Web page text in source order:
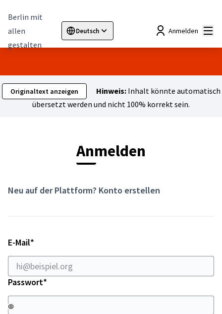
Berlin mit
allen
gestalten
Deutsch
Sprache wählen Choose languageElegir el idioma
Anmelden
Originaltext anzeigen Hinweis:Inhalt könnte automatisch
übersetzt werden und nicht 100% korrekt sein.
Anmelden
Neu auf der Plattform? Konto erstellen
E-Mail*
Passwort*